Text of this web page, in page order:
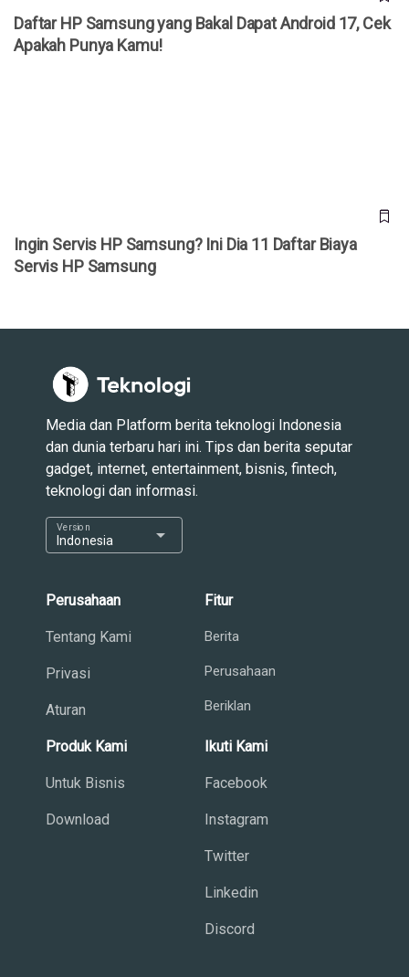
Daftar HP Samsung yang Bakal Dapat Android 17, Cek
Apakah Punya Kamu!
Ingin Servis HP Samsung? Ini Dia 11 Daftar Biaya
Servis HP Samsung
Media dan Platform berita teknologi Indonesia
dan dunia terbaru hari ini. Tips dan berita seputar
gadget, internet, entertainment, bisnis, fintech,
teknologi dan informasi.
Indonesia
Version arrow_drop_down
Perusahaan
Tentang Kami
Privasi
Aturan
Fitur
Berita
Perusahaan
Beriklan
Produk Kami
Untuk Bisnis
Download
Ikuti Kami
Facebook
Instagram
Twitter
Linkedin
Discord